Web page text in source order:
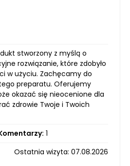
stworzony z myślą o
rozwiązanie, które zdobyło
w użyciu. Zachęcamy do
preparatu. Oferujemy
okazać się nieocenione dla
zdrowie Twoje i Twoich
1
Ostatnia wizyta: 07.08.2026